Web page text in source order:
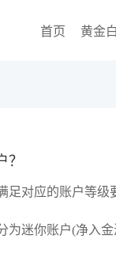
首页 黄金
足对应的账户等
为迷你账户(净入